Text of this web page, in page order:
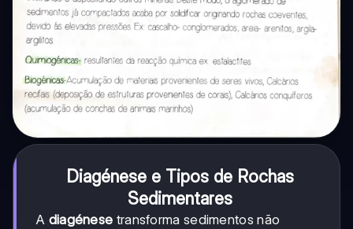
Diagénese e Tipos de Rochas
Sedimentares
A diagénese transforma sedimentos não